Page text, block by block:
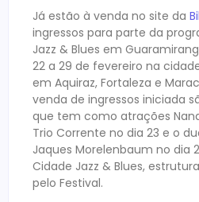
Já estão à venda no site da
ingressos para parte da
Jazz & Blues em
22 a 29 de fevereiro na
em Aquiraz, Fortaleza e
venda de ingressos iniciada
que tem como atrações
Trio Corrente no dia 23 e o
Jaques Morelenbaum no dia
Cidade Jazz & Blues,
pelo Festival.